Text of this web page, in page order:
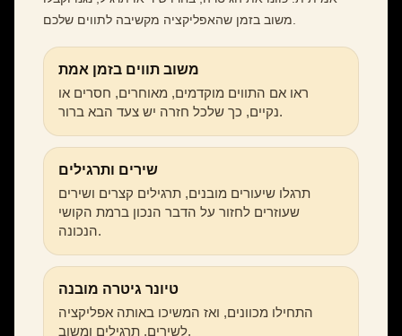
משוב תווים בזמן אמת
ראו אם התווים מוקדמים, מאוחרים, חסרים או
נקיים, כך שלכל חזרה יש צעד הבא ברור.
שירים ותרגילים
תרגלו שיעורים מובנים, תרגילים קצרים ושירים
שעוזרים לחזור על הדבר הנכון ברמת הקושי
הנכונה.
טיונר גיטרה מובנה
התחילו מכוונים, ואז המשיכו באותה אפליקציה
לשירים, תרגילים ומשוב.